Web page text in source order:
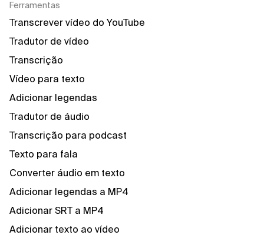
Ferramentas
Transcrever vídeo do YouTube
Tradutor de vídeo
Transcrição
Vídeo para texto
Adicionar legendas
Tradutor de áudio
Transcrição para podcast
Texto para fala
Converter áudio em texto
Adicionar legendas a MP4
Adicionar SRT a MP4
Adicionar texto ao vídeo